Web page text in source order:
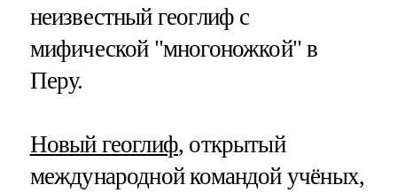
неизвестный геоглиф с
мифической "многоножкой" в
Перу.
Новый геоглиф, открытый
международной командой учёных,